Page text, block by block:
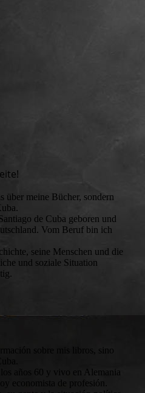
über meine Bücher, sondern
de Cuba geboren und
Vom Beruf bin ich
seine Menschen und die
und soziale Situation
sobre mis libros, sino
años 60 y vivo en Alemania
economista de profesión.